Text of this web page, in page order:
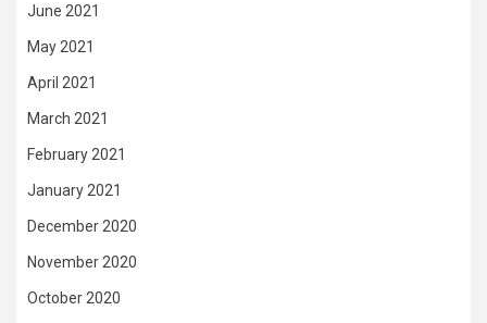
June 2021
May 2021
April 2021
March 2021
February 2021
January 2021
December 2020
November 2020
October 2020